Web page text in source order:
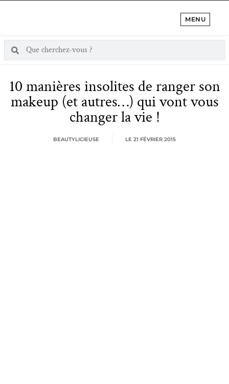
MENU
10 manières insolites de ranger son
makeup (et autres…) qui vont vous
changer la vie !
BEAUTYLICIEUSE LE 21 FÉVRIER 2015